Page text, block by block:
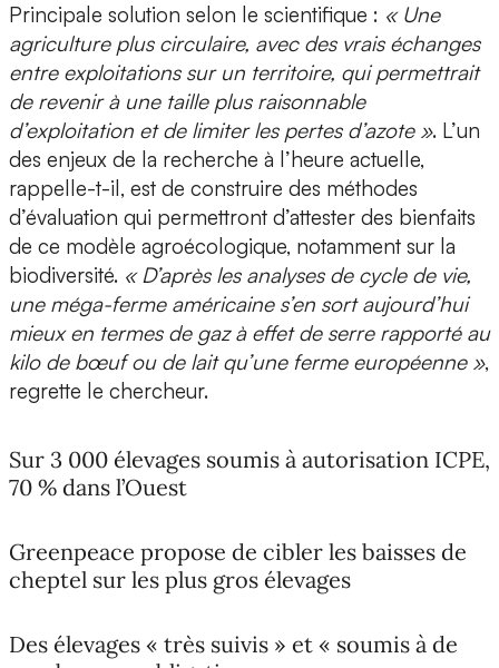
Principale solution selon le scientifique : « Une
agriculture plus circulaire, avec des vrais échanges
entre exploitations sur un territoire, qui permettrait
de revenir à une taille plus raisonnable
d’exploitation et de limiter les pertes d’azote ». L’un
des enjeux de la recherche à l’heure actuelle,
rappelle-t-il, est de construire des méthodes
d’évaluation qui permettront d’attester des bienfaits
de ce modèle agroécologique, notamment sur la
biodiversité. « D’après les analyses de cycle de vie,
une méga-ferme américaine s’en sort aujourd’hui
mieux en termes de gaz à effet de serre rapporté au
kilo de bœuf ou de lait qu’une ferme européenne »,
regrette le chercheur.
Sur 3 000 élevages soumis à autorisation ICPE,
70 % dans l’Ouest
Greenpeace propose de cibler les baisses de
cheptel sur les plus gros élevages
Des élevages « très suivis » et « soumis à de